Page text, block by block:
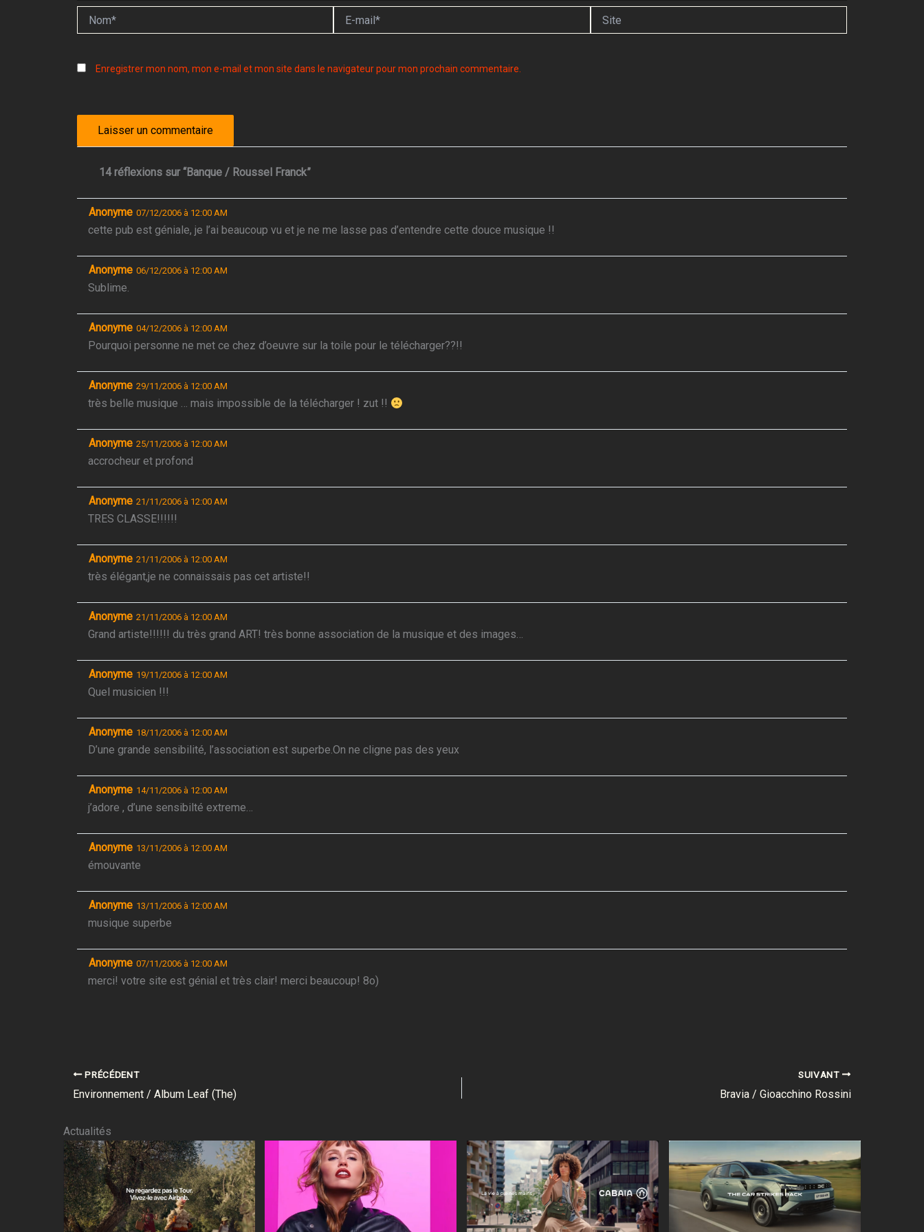
mail*
Enregistrer mon nom, mon e-mail et mon site dans le navigateur pour mon prochain commentaire.
14 réflexions sur “Banque / Roussel Franck”
Anonyme 07/12/2006 à 12:00 AM
cette pub est géniale, je l’ai beaucoup vu et je ne me lasse pas d’entendre cette douce musique !!
Anonyme 06/12/2006 à 12:00 AM
Sublime.
Anonyme 04/12/2006 à 12:00 AM
Pourquoi personne ne met ce chez d’oeuvre sur la toile pour le télécharger??!!
Anonyme 29/11/2006 à 12:00 AM
très belle musique … mais impossible de la télécharger ! zut !!
Anonyme 25/11/2006 à 12:00 AM
accrocheur et profond
Anonyme 21/11/2006 à 12:00 AM
TRES CLASSE!!!!!!
Anonyme 21/11/2006 à 12:00 AM
très élégant,je ne connaissais pas cet artiste!!
Anonyme 21/11/2006 à 12:00 AM
Grand artiste!!!!!! du très grand ART! très bonne association de la musique et des images…
Anonyme 19/11/2006 à 12:00 AM
Quel musicien !!!
Anonyme 18/11/2006 à 12:00 AM
D’une grande sensibilité, l’association est superbe.On ne cligne pas des yeux
Anonyme 14/11/2006 à 12:00 AM
j’adore , d’une sensibilté extreme…
Anonyme 13/11/2006 à 12:00 AM
émouvante
Anonyme 13/11/2006 à 12:00 AM
musique superbe
Anonyme 07/11/2006 à 12:00 AM
merci! votre site est génial et très clair! merci beaucoup! 8o)
PRÉCÉDENT
Environnement / Album Leaf (The)
SUIVANT
Bravia / Gioacchino Rossini
Actualités